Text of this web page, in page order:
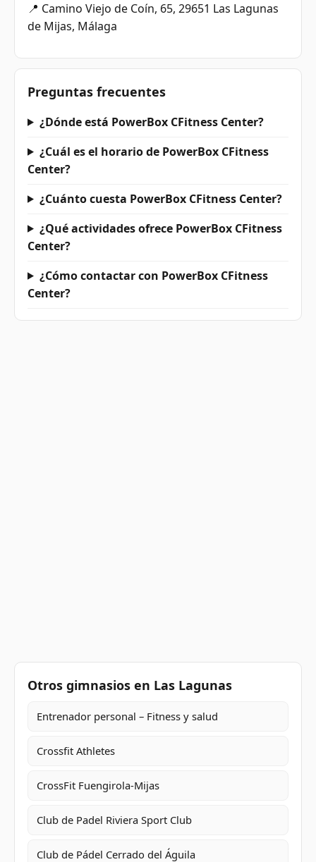
📍 Camino Viejo de Coín, 65, 29651 Las Lagunas
de Mijas, Málaga
Preguntas frecuentes
¿Dónde está PowerBox CFitness Center?
¿Cuál es el horario de PowerBox CFitness
Center?
¿Cuánto cuesta PowerBox CFitness Center?
¿Qué actividades ofrece PowerBox CFitness
Center?
¿Cómo contactar con PowerBox CFitness
Center?
Otros gimnasios en Las Lagunas
Entrenador personal – Fitness y salud
Crossfit Athletes
CrossFit Fuengirola-Mijas
Club de Padel Riviera Sport Club
Club de Pádel Cerrado del Águila